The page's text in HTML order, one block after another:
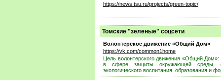
https://news.tsu.ru/projects/green-topic/
Томские "зеленые" соцсети
Волонтерское движение «Общий Дом»
https://vk.com/common1home
Цель волонтерского движения «Общий
в сфере защиты окружающей среды,
экологического воспитания, образования и